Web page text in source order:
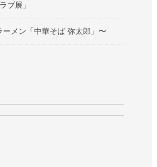
ブ展」
メン「中華そば 弥太郎」〜